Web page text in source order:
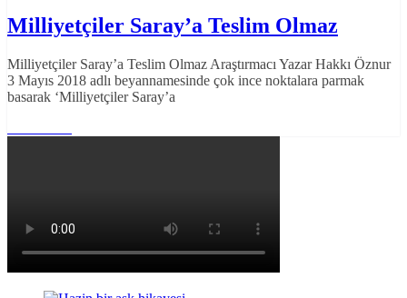
Milliyetçiler Saray’a Teslim Olmaz
Milliyetçiler Saray’a Teslim Olmaz Araştırmacı Yazar Hakkı Öznur
3 Mayıs 2018 adlı beyannamesinde çok ince noktalara parmak
basarak ‘Milliyetçiler Saray’a